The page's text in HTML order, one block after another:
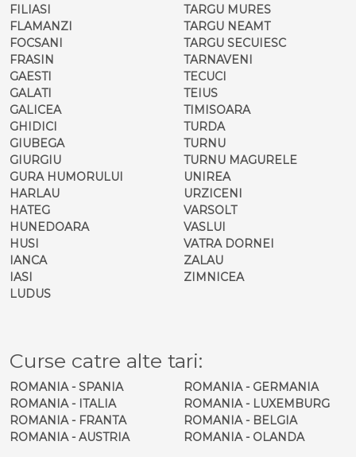
FILIASI
FLAMANZI
FOCSANI
FRASIN
GAESTI
GALATI
GALICEA
GHIDICI
GIUBEGA
GIURGIU
GURA HUMORULUI
HARLAU
HATEG
HUNEDOARA
HUSI
IANCA
IASI
LUDUS
TARGU MURES
TARGU NEAMT
TARGU SECUIESC
TARNAVENI
TECUCI
TEIUS
TIMISOARA
TURDA
TURNU
TURNU MAGURELE
UNIREA
URZICENI
VARSOLT
VASLUI
VATRA DORNEI
ZALAU
ZIMNICEA
Curse catre alte tari:
ROMANIA - SPANIA
ROMANIA - ITALIA
ROMANIA - FRANTA
ROMANIA - AUSTRIA
ROMANIA - GERMANIA
ROMANIA - LUXEMBURG
ROMANIA - BELGIA
ROMANIA - OLANDA